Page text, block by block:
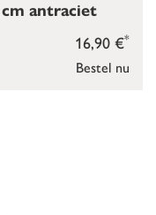
Bestel nu
16,90 €*
antraciet